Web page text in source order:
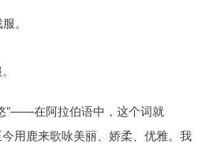
”——在阿拉伯语中，这个词就
今用鹿来歌咏美丽、娇柔、优雅。我